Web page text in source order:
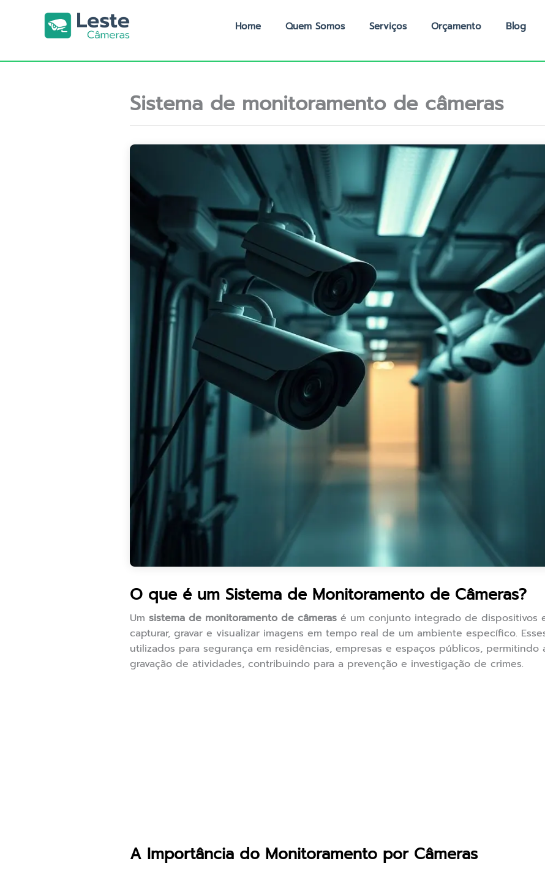
Home Quem Somos Serviços Orçamento Blog
Sistema de monitoramento de câmeras
O que é um Sistema de Monitoramento de Câmeras?
Um sistema de monitoramento de câmeras é um conjunto integrado de dispositivos
capturar, gravar e visualizar imagens em tempo real de um ambiente específico.
utilizados para segurança em residências, empresas e espaços públicos,
gravação de atividades, contribuindo para a prevenção e investigação de crimes.
A Importância do Monitoramento por Câmeras